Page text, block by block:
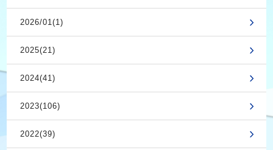
2026/01(1)
2025(21)
2024(41)
2023(106)
2022(39)